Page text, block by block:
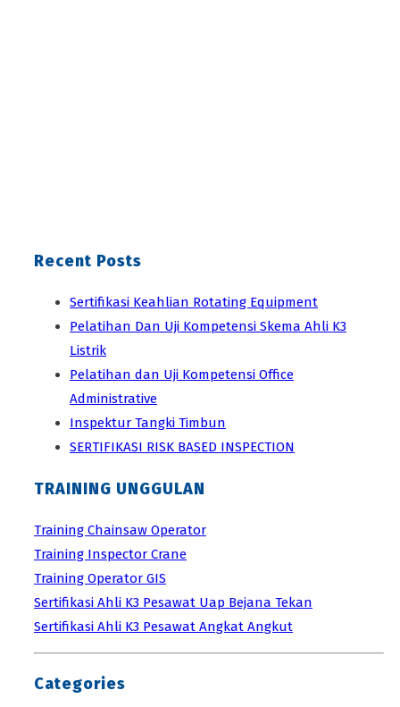
Recent Posts
Sertifikasi Keahlian Rotating Equipment
Pelatihan Dan Uji Kompetensi Skema Ahli K3
Listrik
Pelatihan dan Uji Kompetensi Office
Administrative
Inspektur Tangki Timbun
SERTIFIKASI RISK BASED INSPECTION
TRAINING UNGGULAN
Training Chainsaw Operator
Training Inspector Crane
Training Operator GIS
Sertifikasi Ahli K3 Pesawat Uap Bejana Tekan
Sertifikasi Ahli K3 Pesawat Angkat Angkut
Categories